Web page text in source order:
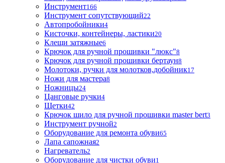
Инструмент166
Инструмент сопутствующий22
Автопробойники4
Кисточки, контейнеры, ластики20
Клещи затяжные6
Крючок для ручной прошивки "люкс"8
Крючок для ручной прошивки бертаун8
Молотоки, ручки для молотков,добойник17
Ножи для мастера8
Ножницы24
Цанговые ручки4
Щетки42
Крючок шило для ручной прошивки master bert3
Инструмент ручной2
Оборудование для ремонта обуви65
Лапа сапожная2
Нагреватель2
Оборудование для чистки обуви1